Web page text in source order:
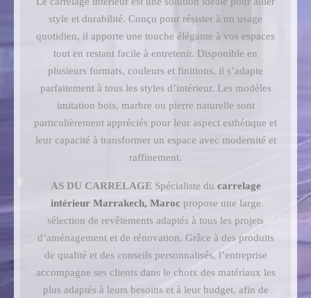
style et durabilité. Conçu pour résister à un usage
quotidien, il apporte une touche élégante à vos espaces
tout en restant facile à entretenir. Disponible en
plusieurs formats, couleurs et finitions, il s’adapte
parfaitement à tous les styles d’intérieur. Les modèles
imitation bois, marbre ou pierre naturelle sont
particulièrement appréciés pour leur aspect esthétique et
leur capacité à transformer un espace avec modernité et
raffinement.
AS DU CARRELAGE Spécialiste du carrelage
intérieur Marrakech, Maroc propose une large
sélection de revêtements adaptés à tous les projets
d’aménagement et de rénovation. Grâce à des produits
de qualité et des conseils personnalisés, l’entreprise
accompagne ses clients dans le choix des matériaux les
plus adaptés à leurs besoins et à leur budget, afin de